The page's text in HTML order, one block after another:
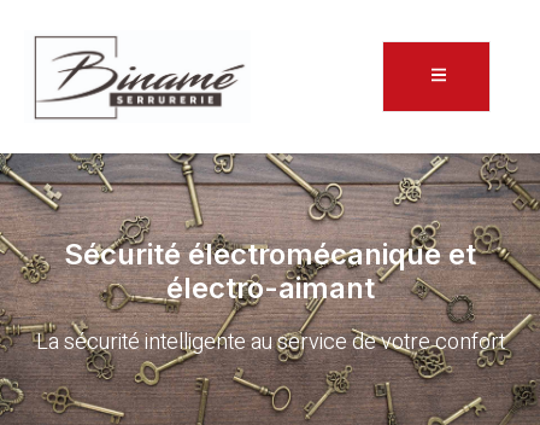
Sécurité électromécanique et
électro-aimant
La sécurité intelligente au service de votre confort